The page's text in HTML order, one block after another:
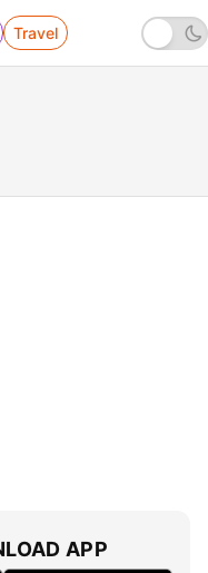
Travel
APP